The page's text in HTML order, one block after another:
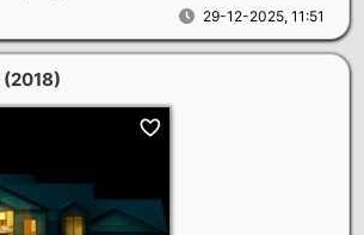
29-12-2025, 11:51
(2018)